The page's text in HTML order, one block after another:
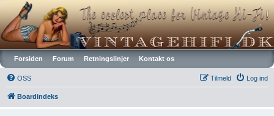
Vintagehifi.dk
Forsiden Forum Retningslinjer Kontakt os
OSS Log ind
Tilmeld
Boardindeks